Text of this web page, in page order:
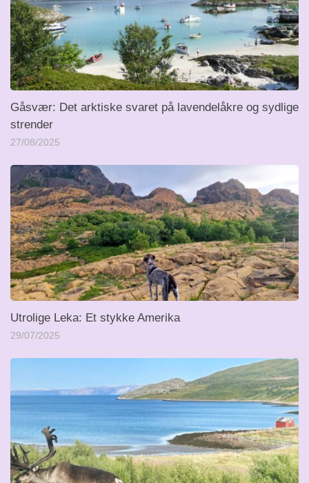
Gåsvær: Det arktiske svaret på lavendelåkre og sydlige
strender
27/08/2025
Utrolige Leka: Et stykke Amerika
29/07/2025